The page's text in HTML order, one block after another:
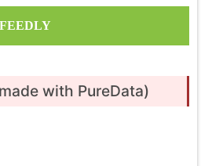
FEEDLY
with PureData)